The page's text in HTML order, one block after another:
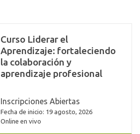
Curso Liderar el
Aprendizaje: fortaleciendo
la colaboración y
aprendizaje profesional
Inscripciones Abiertas
Fecha de inicio: 19 agosto, 2026
Online en vivo